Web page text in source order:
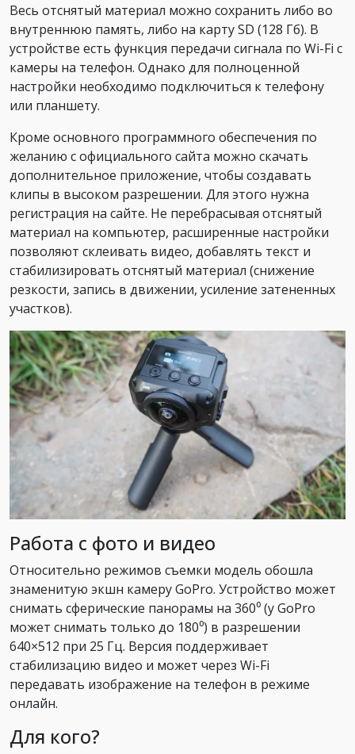
Весь отснятый материал можно сохранить либо во
внутреннюю память, либо на карту SD (128 Гб). В
устройстве есть функция передачи сигнала по Wi-Fi с
камеры на телефон. Однако для полноценной
настройки необходимо подключиться к телефону
или планшету.
Кроме основного программного обеспечения по
желанию с официального сайта можно скачать
дополнительное приложение, чтобы создавать
клипы в высоком разрешении. Для этого нужна
регистрация на сайте. Не перебрасывая отснятый
материал на компьютер, расширенные настройки
позволяют склеивать видео, добавлять текст и
стабилизировать отснятый материал (снижение
резкости, запись в движении, усиление затененных
участков).
Работа с фото и видео
Относительно режимов съемки модель обошла
знаменитую экшн камеру GoPro. Устройство может
снимать сферические панорамы на 360⁰ (у GoPro
может снимать только до 180⁰) в разрешении
640×512 при 25 Гц. Версия поддерживает
стабилизацию видео и может через Wi-Fi
передавать изображение на телефон в режиме
онлайн.
Для кого?